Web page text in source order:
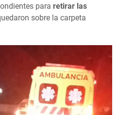
para retirar las
sobre la carpeta